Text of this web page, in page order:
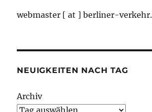
webmaster [ at ] berliner-
NEUIGKEITEN NACH TAG
Archiv